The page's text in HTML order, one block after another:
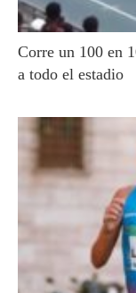
Corre un 100 en
a todo el estadio